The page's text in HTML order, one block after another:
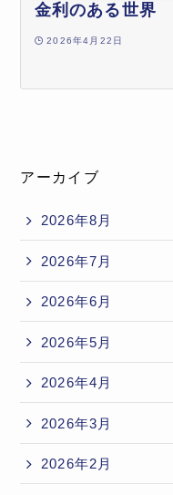
金利のある世界
2026年4月22日
アーカイブ
2026年8月
2026年7月
2026年6月
2026年5月
2026年4月
2026年3月
2026年2月